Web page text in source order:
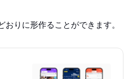
りに形作ることができます。